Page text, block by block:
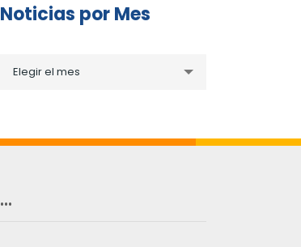
Noticias por Mes
porElegir el mes
…